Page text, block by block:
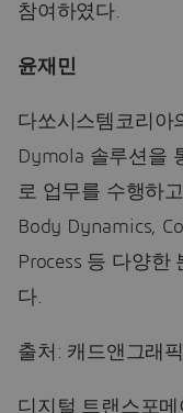
참여하였다.
윤재민
다쏘시스템코리아
Dymola 솔루션을
로 업무를 수행하
Body Dynamics,
Process 등 다양한
다.
출처: 캐드앤그래
디지털 트랜스포메